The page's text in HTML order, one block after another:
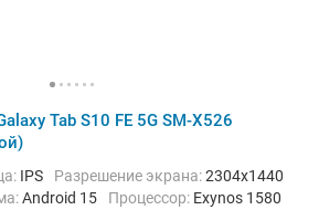
Tab S10 FE 5G SM-X526
IPS Разрешение экрана:2304x1440
Android 15 Процессор: Exynos 1580​